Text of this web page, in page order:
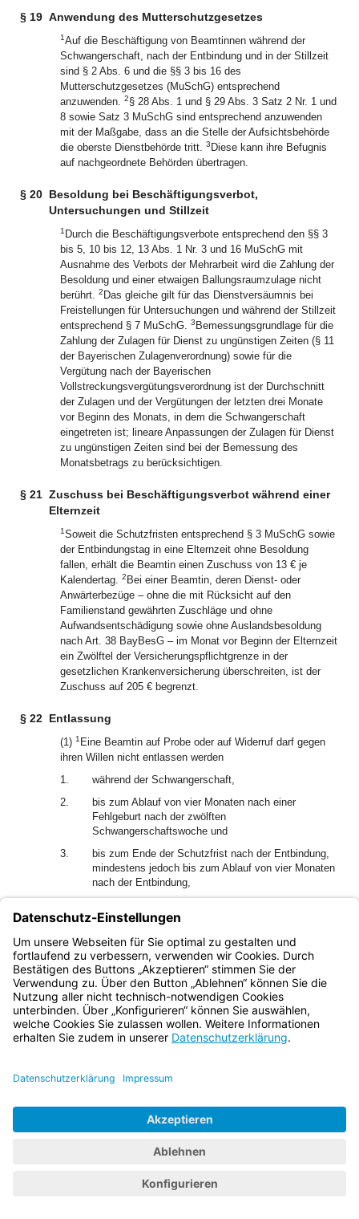
§ 19 Anwendung des Mutterschutzgesetzes
1Auf die Beschäftigung von Beamtinnen während der
Schwangerschaft, nach der Entbindung und in der Stillzeit
sind § 2 Abs. 6 und die §§ 3 bis 16 des
Mutterschutzgesetzes (MuSchG) entsprechend
anzuwenden. 2§ 28 Abs. 1 und § 29 Abs. 3 Satz 2 Nr. 1 und
8 sowie Satz 3 MuSchG sind entsprechend anzuwenden
mit der Maßgabe, dass an die Stelle der Aufsichtsbehörde
die oberste Dienstbehörde tritt. 3 Diese kann ihre Befugnis
auf nachgeordnete Behörden übertragen.
§ 20 Besoldung bei Beschäftigungsverbot,
Untersuchungen und Stillzeit
1 Durch die Beschäftigungsverbote entsprechend den §§ 3
bis 5, 10 bis 12, 13 Abs. 1 Nr. 3 und 16 MuSchG mit
Ausnahme des Verbots der Mehrarbeit wird die Zahlung der
Besoldung und einer etwaigen Ballungsraumzulage nicht
berührt. 2 Das gleiche gilt für das Dienstversäumnis bei
Freistellungen für Untersuchungen und während der Stillzeit
entsprechend § 7 MuSchG. 3 Bemessungsgrundlage für die
Zahlung der Zulagen für Dienst zu ungünstigen Zeiten (§ 11
der Bayerischen Zulagenverordnung) sowie für die
Vergütung nach der Bayerischen
Vollstreckungsvergütungsverordnung ist der Durchschnitt
der Zulagen und der Vergütungen der letzten drei Monate
vor Beginn des Monats, in dem die Schwangerschaft
eingetreten ist; lineare Anpassungen der Zulagen für Dienst
zu ungünstigen Zeiten sind bei der Bemessung des
Monatsbetrags zu berücksichtigen.
§ 21 Zuschuss bei Beschäftigungsverbot während einer
Elternzeit
1Soweit die Schutzfristen entsprechend § 3 MuSchG sowie
der Entbindungstag in eine Elternzeit ohne Besoldung
fallen, erhält die Beamtin einen Zuschuss von 13 € je
Kalendertag. 2 Bei einer Beamtin, deren Dienst- oder
Anwärterbezüge – ohne die mit Rücksicht auf den
Familienstand gewährten Zuschläge und ohne
Aufwandsentschädigung sowie ohne Auslandsbesoldung
nach Art. 38 BayBesG – im Monat vor Beginn der Elternzeit
ein Zwölftel der Versicherungspflichtgrenze in der
gesetzlichen Krankenversicherung überschreiten, ist der
Zuschuss auf 205 € begrenzt.
§ 22 Entlassung
(1) 1 Eine Beamtin auf Probe oder auf Widerruf darf gegen
ihren Willen nicht entlassen werden
1.
während der Schwangerschaft,
2.
bis zum Ablauf von vier Monaten nach einer
Fehlgeburt nach der zwölften
Schwangerschaftswoche und
3.
bis zum Ende der Schutzfrist nach der Entbindung,
mindestens jedoch bis zum Ablauf von vier Monaten
nach der Entbindung,
wenn dem Dienstvorgesetzten der Sachverhalt bekannt war.
Eine ohne diese Kenntnis ergangene
Entlassungsverfügung ist zurückzunehmen, wenn dem
Dienstvorgesetzten der Sachverhalt innerhalb zweier
Wochen nach der Zustellung mitgeteilt wird.3Bei
Versäumen der Frist gilt Art. 32 des Bayerischen
Verwaltungsverfahrensgesetzes.4Die Sätze 1 bis 3 gelten
entsprechend für Maßnahmen zur Vorbereitung einer
Entlassung.
oder auf Widerruf entlassen werden, wenn ein Sachverhalt
des gerichtlichen Disziplinarverfahrens aus dem Dienst zu
Beamtenstatusgesetzes (BeamtStG) sowie Art. 29 des